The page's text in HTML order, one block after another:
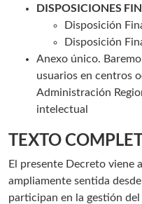
DISPOSICIONES
Disposición
Disposición
Anexo único.
usuarios en centros
Administración
intelectual
TEXTO
El presente Decreto viene
ampliamente sentida
participan en la gestión